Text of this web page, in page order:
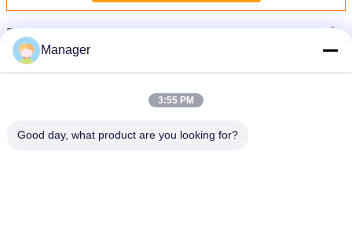
Daha
Manager
3:55 PM
Good day, what product are you looking for?